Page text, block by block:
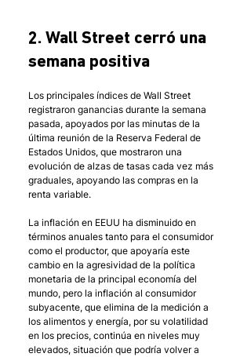
2. Wall Street cerró una
semana positiva
Los principales índices de Wall Street
registraron ganancias durante la semana
pasada, apoyados por las minutas de la
última reunión de la Reserva Federal de
Estados Unidos, que mostraron una
evolución de alzas de tasas cada vez más
graduales, apoyando las compras en la
renta variable.
La inflación en EEUU ha disminuido en
términos anuales tanto para el consumidor
como el productor, que apoyaría este
cambio en la agresividad de la política
monetaria de la principal economía del
mundo, pero la inflación al consumidor
subyacente, que elimina de la medición a
los alimentos y energía, por su volatilidad
en los precios, continúa en niveles muy
elevados, situación que podría volver a